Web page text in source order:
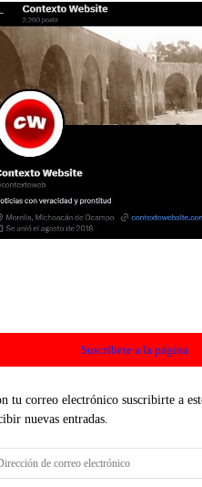
Suscríbete a la página
tu correo electrónico suscribirte a
nuevas entradas.